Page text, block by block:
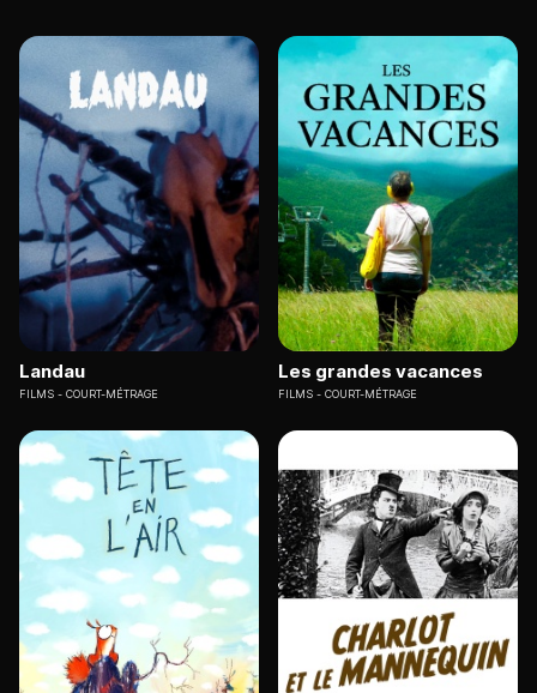
Landau
FILMS COURT-MÉTRAGE
Les grandes vacances
FILMS COURT-MÉTRAGE